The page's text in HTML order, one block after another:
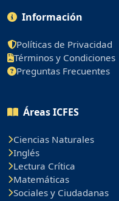
Información
Políticas de Privacidad
Términos y Condiciones
Preguntas Frecuentes
Áreas ICFES
Ciencias Naturales
Inglés
Lectura Crítica
Matemáticas
Sociales y Ciudadanas